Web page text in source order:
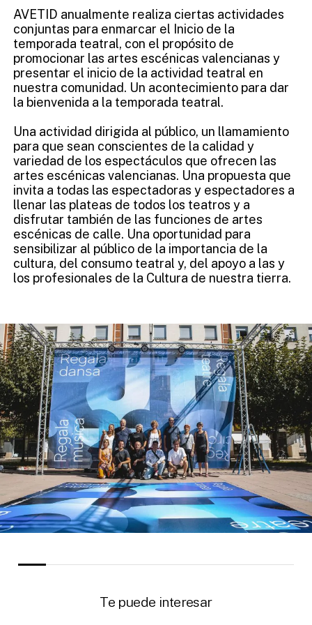
AVETID anualmente realiza ciertas actividades
conjuntas para enmarcar el Inicio de la
temporada teatral, con el propósito de
promocionar las artes escénicas valencianas y
presentar el inicio de la actividad teatral en
nuestra comunidad. Un acontecimiento para dar
la bienvenida a la temporada teatral.
Una actividad dirigida al público, un llamamiento
para que sean conscientes de la calidad y
variedad de los espectáculos que ofrecen las
artes escénicas valencianas. Una propuesta que
invita a todas las espectadoras y espectadores a
llenar las plateas de todos los teatros y a
disfrutar también de las funciones de artes
escénicas de calle. Una oportunidad para
sensibilizar al público de la importancia de la
cultura, del consumo teatral y, del apoyo a las y
los profesionales de la Cultura de nuestra tierra.
Te puede interesar